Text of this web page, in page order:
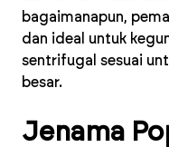
bagaimanapun,
dan ideal untuk
sentrifugal sesuai
besar.
Jenama